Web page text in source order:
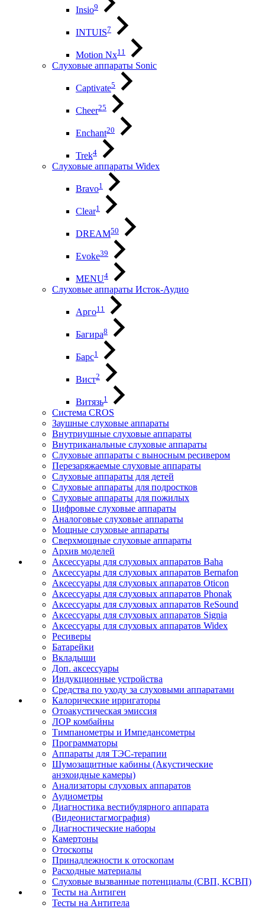
Insio9
INTUIS7
Motion Nx11
Слуховые аппараты Sonic
Captivate5
Cheer25
Enchant20
Trek4
Слуховые аппараты Widex
Bravo1
Clear1
DREAM50
Evoke39
MENU4
Слуховые аппараты Исток-Аудио
Арго11
Багира8
Барс1
Вист2
Витязь1
Система CROS
Заушные слуховые аппараты
Внутриушные слуховые аппараты
Внутриканальные слуховые аппараты
Слуховые аппараты с выносным ресивером
Перезаряжаемые слуховые аппараты
Слуховые аппараты для детей
Слуховые аппараты для подростков
Слуховые аппараты для пожилых
Цифровые слуховые аппараты
Аналоговые слуховые аппараты
Мощные слуховые аппараты
Сверхмощные слуховые аппараты
Архив моделей
Аксессуары для слуховых аппаратов Baha
Аксессуары для слуховых аппаратов Bernafon
Аксессуары для слуховых аппаратов Oticon
Аксессуары для слуховых аппаратов Phonak
Аксессуары для слуховых аппаратов ReSound
Аксессуары для слуховых аппаратов Signia
Аксессуары для слуховых аппаратов Widex
Ресиверы
Батарейки
Вкладыши
Доп. аксессуары
Индукционные устройства
Средства по уходу за слуховыми аппаратами
Калорические ирригаторы
Отоакустическая эмиссия
ЛОР комбайны
Тимпанометры и Импедансометры
Программаторы
Аппараты для ТЭС-терапии
Шумозащитные кабины (Акустические
анэхоидные камеры)
Анализаторы слуховых аппаратов
Аудиометры
Диагностика вестибулярного аппарата
(Видеонистагмография)
Диагностические наборы
Камертоны
Отоскопы
Принадлежности к отоскопам
Расходные материалы
Слуховые вызванные потенциалы (СВП, КСВП)
Тесты на Антиген
Тесты на Антитела